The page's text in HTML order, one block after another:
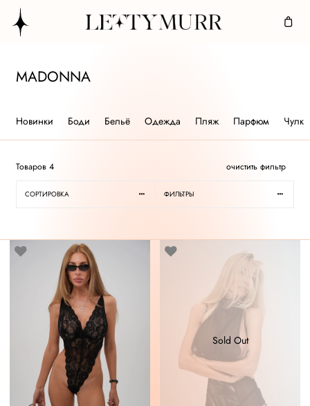
MADONNA
Новинки Боди Бельё Одежда Пляж Парфюм
Товаров 4 очистить фильтр
СОРТИРОВКА ФИЛЬТРЫ
Sold Out